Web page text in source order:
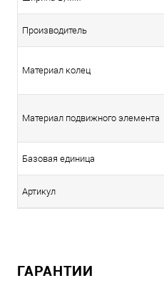
Производитель
Материал колец
Материал подвижного элемента
Базовая единица
Артикул
ГАРАНТИИ